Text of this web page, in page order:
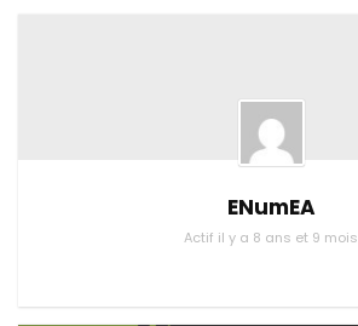
ENumEA
Actif il y a 8 ans et 9 mois